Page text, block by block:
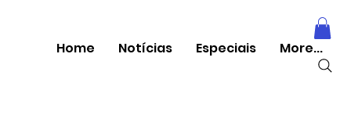
Home Notícias Especiais More...